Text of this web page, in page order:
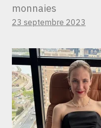
monnaies
23 septembre 2023